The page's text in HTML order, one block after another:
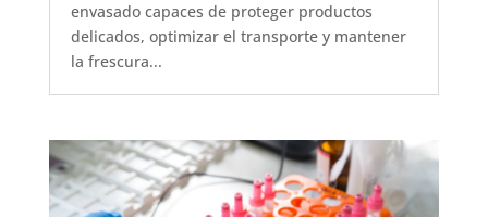
envasado capaces de proteger productos
delicados, optimizar el transporte y mantener
la frescura...